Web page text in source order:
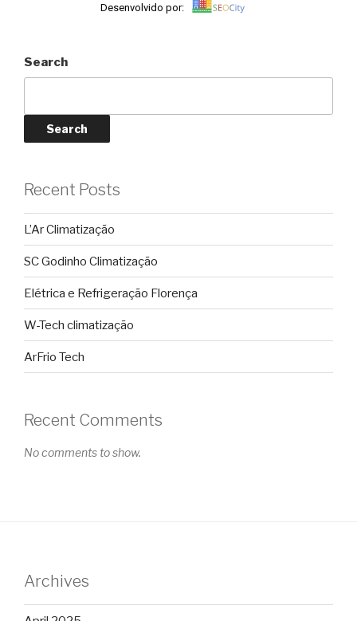
Desenvolvido por:
Search
Search
Recent Posts
L’Ar Climatização
SC Godinho Climatização
Elétrica e Refrigeração Florença
W-Tech climatização
ArFrio Tech
Recent Comments
No comments to show.
Archives